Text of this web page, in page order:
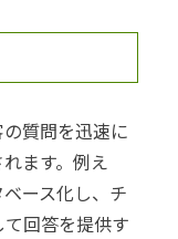
質問を迅速に
ます。例え
ース化し、チ
回答を提供す